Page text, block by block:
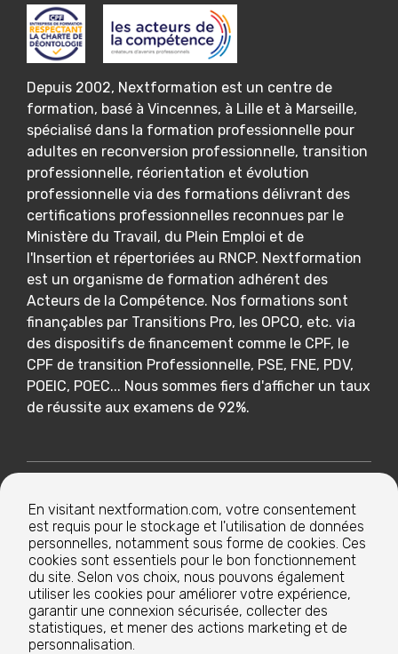
Depuis 2002, Nextformation est un centre de
formation, basé à Vincennes, à Lille et à Marseille,
spécialisé dans la formation professionnelle pour
adultes en reconversion professionnelle, transition
professionnelle, réorientation et évolution
professionnelle via des formations délivrant des
certifications professionnelles reconnues par le
Ministère du Travail, du Plein Emploi et de
l'Insertion et répertoriées au RNCP. Nextformation
est un organisme de formation adhérent des
Acteurs de la Compétence. Nos formations sont
finançables par Transitions Pro, les OPCO, etc. via
des dispositifs de financement comme le CPF, le
CPF de transition Professionnelle, PSE, FNE, PDV,
POEIC, POEC... Nous sommes fiers d'afficher un taux
de réussite aux examens de 92%.
Nos formations
Nos centres de formation
En visitant nextformation.com, votre consentement
est requis pour le stockage et l'utilisation de données
personnelles, notamment sous forme de cookies. Ces
cookies sont essentiels pour le bon fonctionnement
du site. Selon vos choix, nous pouvons également
utiliser les cookies pour améliorer votre expérience,
garantir une connexion sécurisée, collecter des
statistiques, et mener des actions marketing et de
personnalisation.